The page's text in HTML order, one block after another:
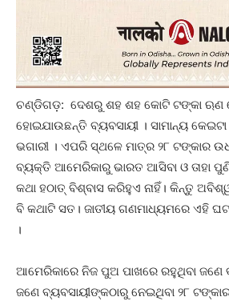
ଚଣ୍ଡିଗଡ଼: ଦେଶରୁ ଶହ ଶହ କୋଟି ଟଙ୍କା ଋଣ
ହୋଇଯାଉଛନ୍ତି ବ୍ୟବସାୟୀ । ସାମାନ୍ୟ
ଭଗାରୀ । ଏପରି ସ୍ଥଳେ ମାତ୍ର ୨୮ ଟଙ୍କାର
ବ୍ୟକ୍ତି ଆମେରିକାରୁ ଭାରତ ଆସିବା ଓ ତାହା
କଥା ହଠାତ୍ ବିଶ୍ବାସ କରିହୁଏ ନାହିଁ। କିନ୍ତୁ
ବି କଥାଟି ସତ। ଜାତୀୟ ଗଣମାଧ୍ୟମରେ ଏହି
।
ଆମେରିକାରେ ନିଜ ପୁଅ ପାଖରେ ରହୁଥିବା ଜଣେ
ଜଣେ ବ୍ୟବସାୟୀଙ୍କଠାରୁ ନେଇଥିବା ୨୮